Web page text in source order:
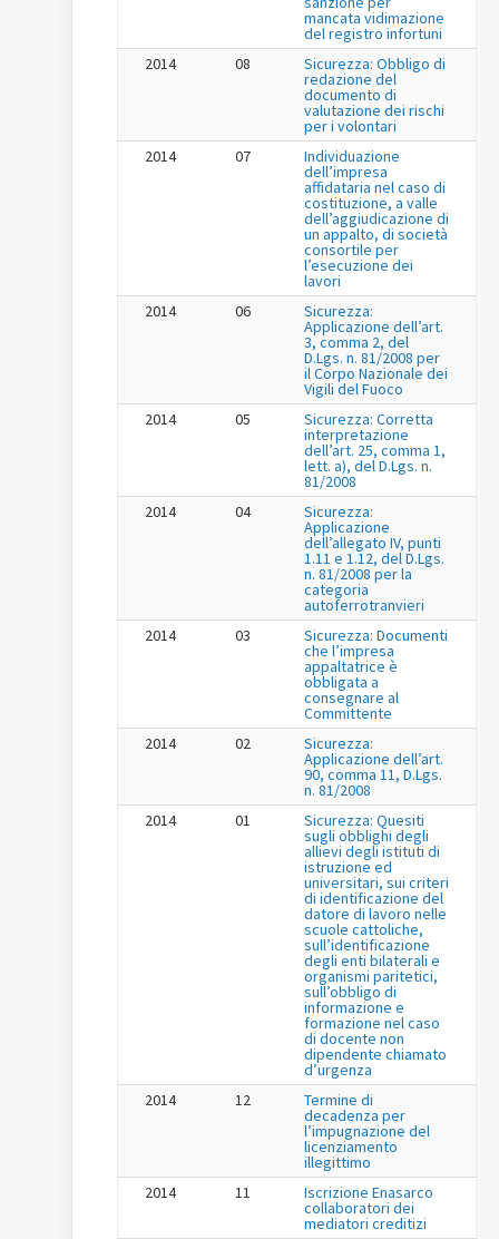
mancata vidimazione
del registro infortuni
2014
08 Sicurezza: Obbligo di
redazione del
documento di
valutazione dei rischi
per i volontari
2014
07 Individuazione
dell’impresa
affidataria nel caso di
costituzione, a valle
dell’aggiudicazione di
un appalto, di società
consortile per
l’esecuzione dei
lavori
2014
06 Sicurezza:
Applicazione dell’art.
3, comma 2, del
D.Lgs. n. 81/2008 per
il Corpo Nazionale dei
Vigili del Fuoco
2014
05 Sicurezza: Corretta
interpretazione
dell’art. 25, comma 1,
lett. a), del D.Lgs. n.
81/2008
2014
04 Sicurezza:
Applicazione
dell’allegato IV, punti
1.11 e 1.12, del D.Lgs.
n. 81/2008 per la
categoria
autoferrotranvieri
2014
03 Sicurezza: Documenti
che l’impresa
appaltatrice è
obbligata a
consegnare al
Committente
2014
02 Sicurezza:
Applicazione dell’art.
90, comma 11, D.Lgs.
n. 81/2008
2014
01 Sicurezza: Quesiti
sugli obblighi degli
allievi degli istituti di
istruzione ed
universitari, sui criteri
di identificazione del
datore di lavoro nelle
scuole cattoliche,
sull’identificazione
degli enti bilaterali e
organismi paritetici,
sull’obbligo di
informazione e
formazione nel caso
di docente non
dipendente chiamato
d’urgenza
2014
12 Termine di
decadenza per
l’impugnazione del
licenziamento
illegittimo
2014
11 Iscrizione Enasarco
collaboratori dei
mediatori creditizi